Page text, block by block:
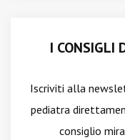
I CONSIGLI
Iscriviti alla
pediatra
consiglio